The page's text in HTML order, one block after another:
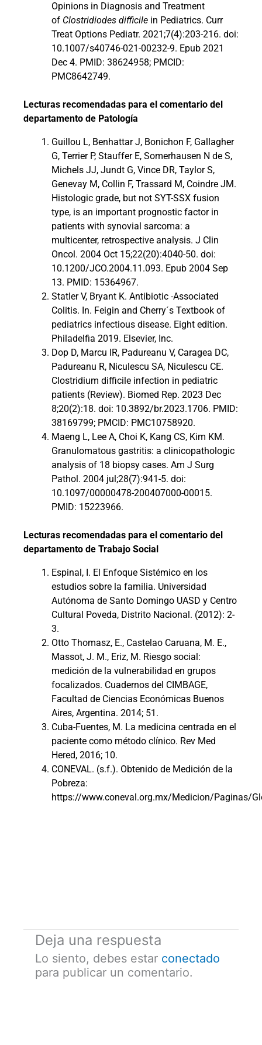
Opinions in Diagnosis and Treatment
of Clostridiodes difficile in Pediatrics. Curr
Treat Options Pediatr. 2021;7(4):203-216. doi:
10.1007/s40746-021-00232-9. Epub 2021
Dec 4. PMID: 38624958; PMCID:
PMC8642749.
Lecturas recomendadas para el comentario del
departamento de Patología
Guillou L, Benhattar J, Bonichon F, Gallagher
G, Terrier P, Stauffer E, Somerhausen N de S,
Michels JJ, Jundt G, Vince DR, Taylor S,
Genevay M, Collin F, Trassard M, Coindre JM.
Histologic grade, but not SYT-SSX fusion
type, is an important prognostic factor in
patients with synovial sarcoma: a
multicenter, retrospective analysis. J Clin
Oncol. 2004 Oct 15;22(20):4040-50. doi:
10.1200/JCO.2004.11.093. Epub 2004 Sep
13. PMID: 15364967.
Statler V, Bryant K. Antibiotic -Associated
Colitis. In. Feigin and Cherry´s Textbook of
pediatrics infectious disease. Eight edition.
Philadelfia 2019. Elsevier, Inc.
Dop D, Marcu IR, Padureanu V, Caragea DC,
Padureanu R, Niculescu SA, Niculescu CE.
Clostridium difficile infection in pediatric
patients (Review). Biomed Rep. 2023 Dec
8;20(2):18. doi: 10.3892/br.2023.1706. PMID:
38169799; PMCID: PMC10758920.
Maeng L, Lee A, Choi K, Kang CS, Kim KM.
Granulomatous gastritis: a clinicopathologic
analysis of 18 biopsy cases. Am J Surg
Pathol. 2004 jul;28(7):941-5. doi:
10.1097/00000478-200407000-00015.
PMID: 15223966.
Lecturas recomendadas para el comentario del
departamento de Trabajo Social
Espinal, I. El Enfoque Sistémico en los
estudios sobre la familia. Universidad
Autónoma de Santo Domingo UASD y Centro
Cultural Poveda, Distrito Nacional. (2012): 2-
3.
Otto Thomasz, E., Castelao Caruana, M. E.,
Massot, J. M., Eriz, M. Riesgo social:
medición de la vulnerabilidad en grupos
focalizados. Cuadernos del CIMBAGE,
Facultad de Ciencias Económicas Buenos
Aires, Argentina. 2014; 51.
Cuba-Fuentes, M. La medicina centrada en el
paciente como método clínico. Rev Med
Hered, 2016; 10.
CONEVAL. (s.f.). Obtenido de Medición de la
Pobreza:
https://www.coneval.org.mx/Medicion/Paginas/
Deja una respuesta
Lo siento, debes estar conectado
para publicar un comentario.